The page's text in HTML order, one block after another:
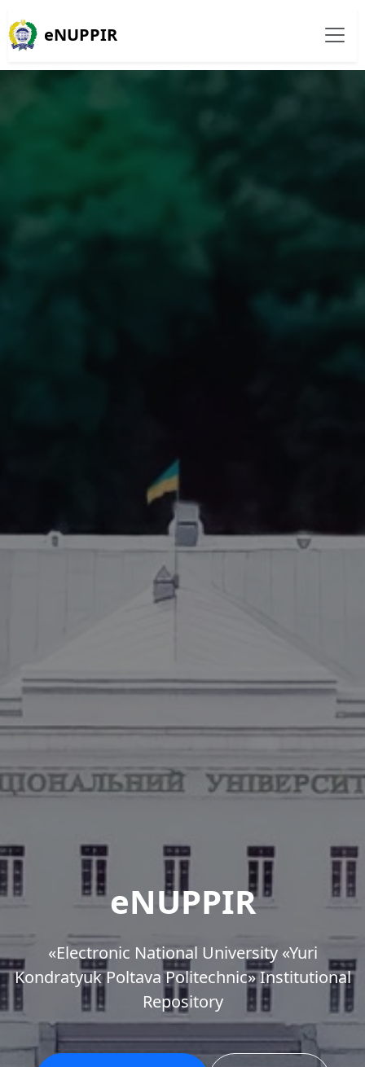
eNUPPIR
eNUPPIR
«Еlectronic National University «Yuri
Kondratyuk Poltava Politechnic» Institutional
Repository